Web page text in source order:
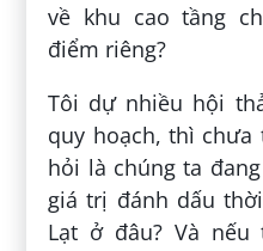
về khu cao tầng
điểm riêng?
Tôi dự nhiều hội
quy hoạch, thì chưa
hỏi là chúng ta
giá trị đánh dấu
Lạt ở đâu? Và